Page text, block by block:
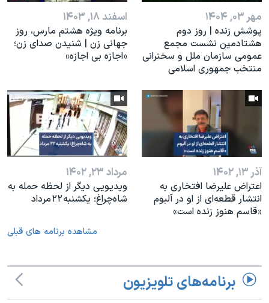
مهر ۰۳, ۱۴۰۴
پوشش زنده | روز دوم
هشتادمین نشست مجمع
عمومی سازمان ملل و سخنرانی
منتخب جمهوری اسلامی
اسفند ۱۸, ۱۴۰۳
برنامه ویژه هشتم مارس، روز
جهانی زن | شنیدن صدای زن؛
«اجازه بی اجازه»
آذر ۱۳, ۱۴۰۲
اعتراض علیرضا افتخاری به
انتشار قطعه‌ای از او در آلبوم
«قاسم هنوز زنده است»
مرداد ۲۳, ۱۴۰۲
ویدیویی دیگر از لحظه حمله به
شاه‌چراغ؛ یکشنبه ۲۲ مرداد
مشاهده برنامه های قبلی
برنامه‌های تلویزیون